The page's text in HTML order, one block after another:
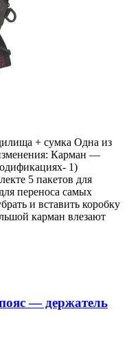
+ cумка Одна из
Карман —
1)
5 пакетов для
переноса самых
и вставить коробку
карман влезают
— держатель